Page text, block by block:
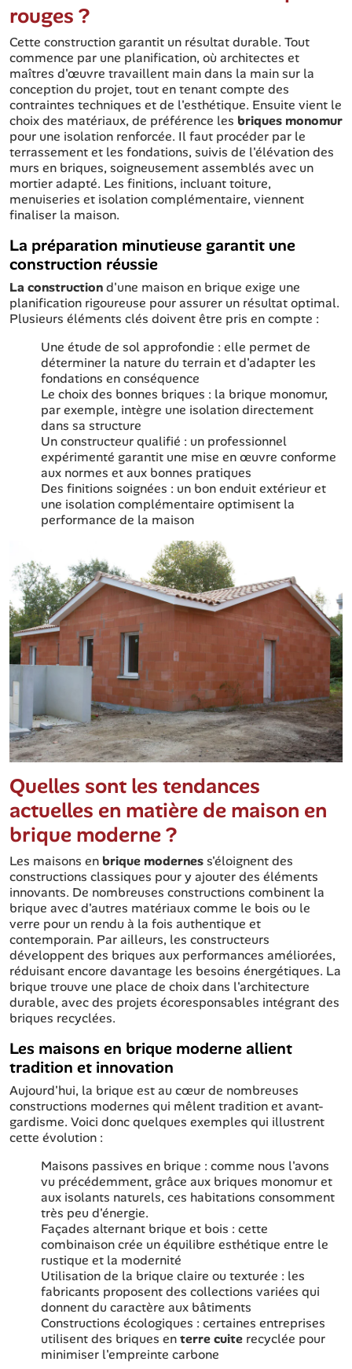
rouges ?
Cette construction garantit un résultat durable. Tout
commence par une planification, où architectes et
maîtres d'œuvre travaillent main dans la main sur la
conception du projet, tout en tenant compte des
contraintes techniques et de l'esthétique. Ensuite vient le
choix des matériaux, de préférence les briques monomur
pour une isolation renforcée. Il faut procéder par le
terrassement et les fondations, suivis de l'élévation des
murs en briques, soigneusement assemblés avec un
mortier adapté. Les finitions, incluant toiture,
menuiseries et isolation complémentaire, viennent
finaliser la maison.
La préparation minutieuse garantit une
construction réussie
La constructiond'une maison en brique exige une
planification rigoureuse pour assurer un résultat optimal.
Plusieurs éléments clés doivent être pris en compte :
Une étude de sol approfondie : elle permet de
déterminer la nature du terrain et d'adapter les
fondations en conséquence
Le choix des bonnes briques : la brique monomur,
par exemple, intègre une isolation directement
dans sa structure
Un constructeur qualifié : un professionnel
expérimenté garantit une mise en œuvre conforme
aux normes et aux bonnes pratiques
Des finitions soignées : un bon enduit extérieur et
une isolation complémentaire optimisent la
performance de la maison
Quelles sont les tendances
actuelles en matière de maison en
brique moderne ?
Les maisons en brique moderness'éloignent des
constructions classiques pour y ajouter des éléments
innovants. De nombreuses constructions combinent la
brique avec d'autres matériaux comme le bois ou le
verre pour un rendu à la fois authentique et
contemporain. Par ailleurs, les constructeurs
développent des briques aux performances améliorées,
réduisant encore davantage les besoins énergétiques. La
brique trouve une place de choix dans l'architecture
durable, avec des projets écoresponsables intégrant des
briques recyclées.
Les maisons en brique moderne allient
tradition et innovation
Aujourd'hui, la brique est au cœur de nombreuses
constructions modernes qui mêlent tradition et avant-
gardisme. Voici donc quelques exemples qui illustrent
cette évolution :
Maisons passives en brique : comme nous l'avons
vu précédemment, grâce aux briques monomur et
aux isolants naturels, ces habitations consomment
très peu d'énergie.
Façades alternant brique et bois : cette
combinaison crée un équilibre esthétique entre le
rustique et la modernité
Utilisation de la brique claire ou texturée : les
fabricants proposent des collections variées qui
donnent du caractère aux bâtiments
Constructions écologiques : certaines entreprises
utilisent des briques enterre cuite recyclée pour
minimiser l'empreinte carbone